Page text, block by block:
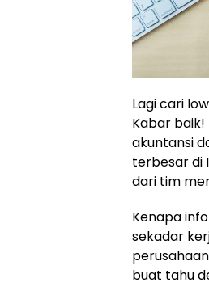
Lagi cari
Kabar
akuntansi
terbesar di
dari tim
Kenapa
sekadar
buat tahu